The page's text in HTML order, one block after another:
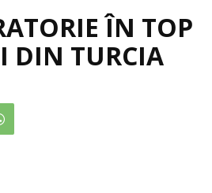
ÎN TOP
DIN TURCIA